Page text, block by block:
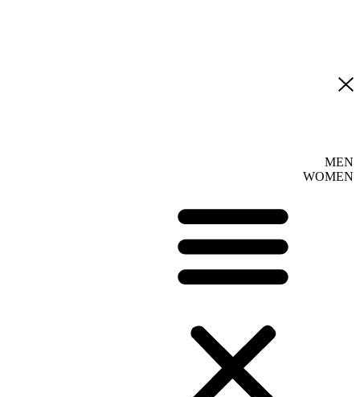
MEN
WOMEN